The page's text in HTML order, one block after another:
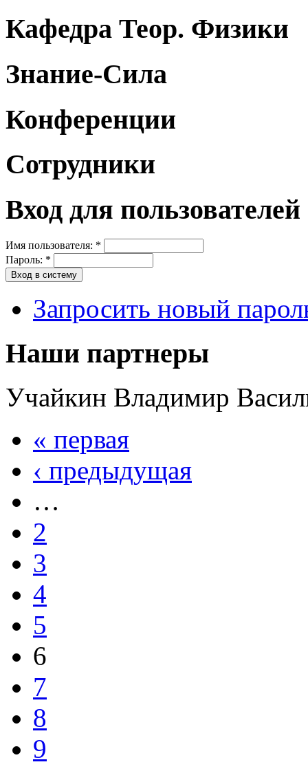
Кафедра Теор. Физики
Знание-Сила
Конференции
Сотрудники
Вход для пользователей
Имя пользователя: *
Пароль: *
Запросить новый
Наши партнеры
Учайкин Владимир
« первая
‹ предыдущая
…
2
3
4
5
6
7
8
9